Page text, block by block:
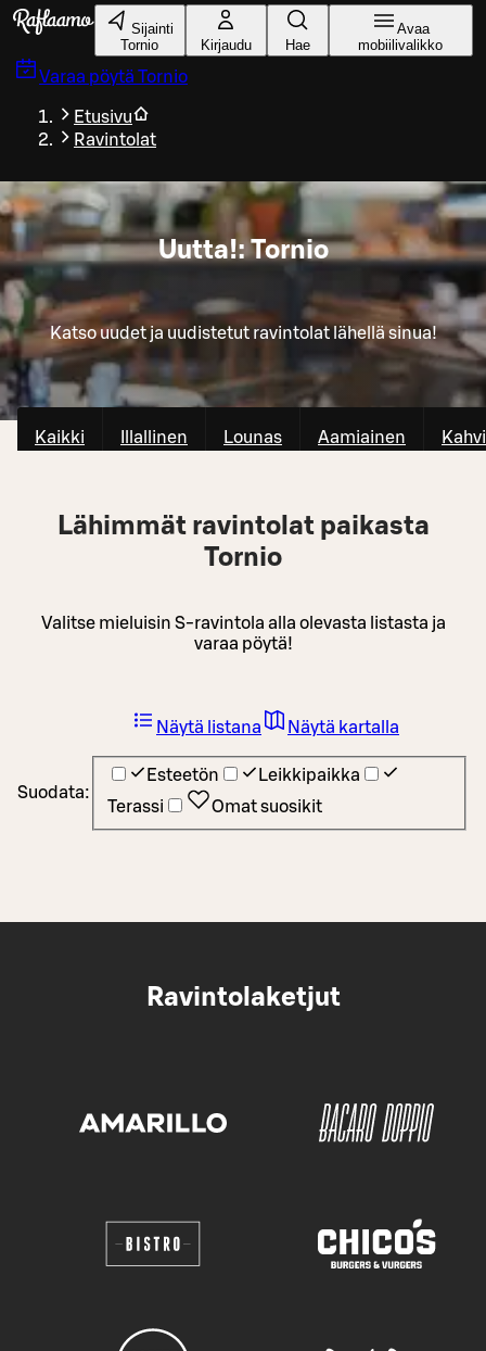
Siirry pääsisältöön
Sijainti
Tornio
Kirjaudu Hae
Avaa
mobiilivalikko
Varaa pöytä Tornio
Etusivu
Ravintolat
Uutta!: Tornio
Katso uudet ja uudistetut ravintolat lähellä sinua!
Kaikki Illallinen Lounas Aamiainen
Lähimmät ravintolat paikasta
Tornio
Valitse mieluisin S-ravintola alla olevasta listasta ja
varaa pöytä!
Suodata:
Esteetön
Leikkipaikka
Terassi
Omat suosikit
Näytä listana Näytä kartalla
Ravintolaketjut